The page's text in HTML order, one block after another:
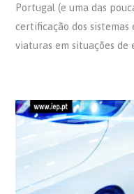
Portugal (e uma das
certificação dos
viaturas em situações de